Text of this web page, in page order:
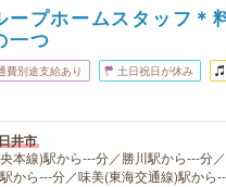
ープホームスタッフ＊
一つ
費別途支給あり 土日祝日が休み
井市
本線)駅から---分／勝川駅から---分
から---分／味美(東海交通線)駅から